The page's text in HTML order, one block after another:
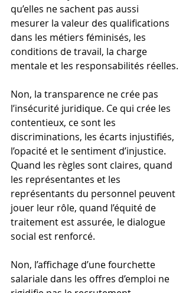
qu’elles ne sachent pas aussi
mesurer la valeur des qualifications
dans les métiers féminisés, les
conditions de travail, la charge
mentale et les responsabilités réelles.
Non, la transparence ne crée pas
l’insécurité juridique. Ce qui crée les
contentieux, ce sont les
discriminations, les écarts injustifiés,
l’opacité et le sentiment d’injustice.
Quand les règles sont claires, quand
les représentantes et les
représentants du personnel peuvent
jouer leur rôle, quand l’équité de
traitement est assurée, le dialogue
social est renforcé.
Non, l’affichage d’une fourchette
salariale dans les offres d’emploi ne